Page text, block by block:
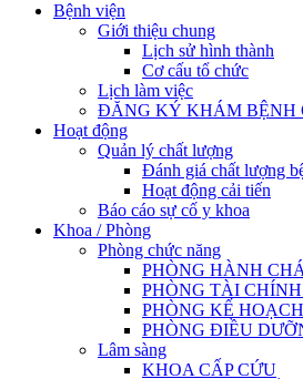
Bệnh viện
Giới thiệu chung
Lịch sử hình thành
Cơ cấu tổ chức
Lịch làm việc
ĐĂNG KÝ KHÁM BỆNH
Hoạt động
Quản lý chất lượng
Đánh giá chất lượng
Hoạt động cải tiến
Báo cáo sự cố y khoa
Khoa / Phòng
Phòng chức năng
PHÒNG HÀNH
PHÒNG TÀI
PHÒNG KẾ
PHÒNG ĐIỀU
Lâm sàng
KHOA CẤP CỨU